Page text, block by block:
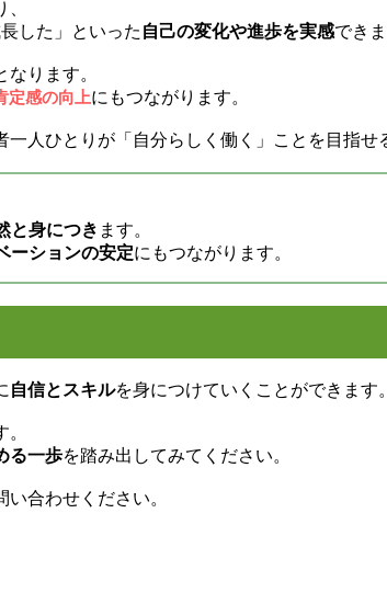
した」といった 自己の変化や進歩を実感でき
ります。
定感の向上にもつながります。
一人ひとりが「自分らしく働く」ことを目指
と身につき ます。
ーションの安定にもつながります。
自信とスキルを身につけていくことができます
る一歩を踏み出してみてください。
合わせください。